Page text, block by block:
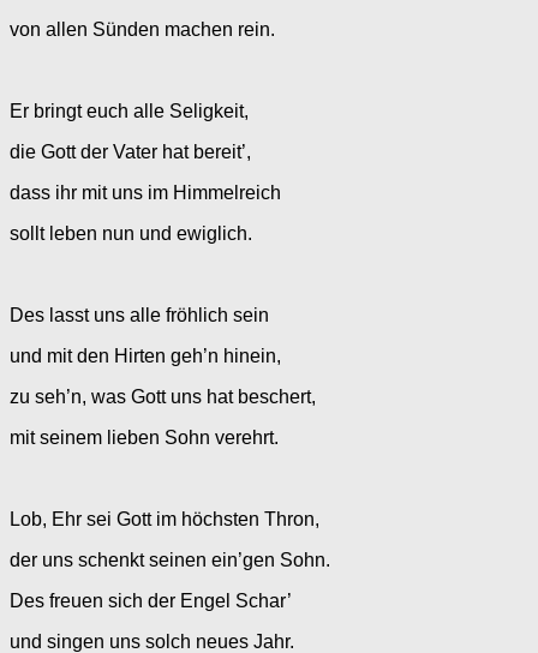
von allen Sünden machen rein.
Er bringt euch alle Seligkeit,
die Gott der Vater hat bereit’,
dass ihr mit uns im Himmelreich
sollt leben nun und ewiglich.
Des lasst uns alle fröhlich sein
und mit den Hirten geh’n hinein,
zu seh’n, was Gott uns hat beschert,
mit seinem lieben Sohn verehrt.
Lob, Ehr sei Gott im höchsten Thron,
der uns schenkt seinen ein’gen Sohn.
Des freuen sich der Engel Schar’
und singen uns solch neues Jahr.